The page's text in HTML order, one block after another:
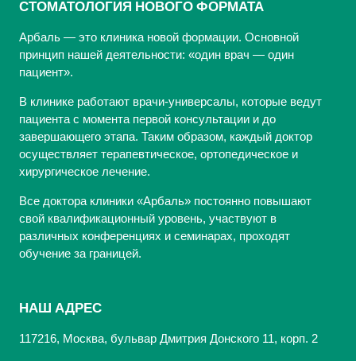
СТОМАТОЛОГИЯ НОВОГО ФОРМАТА
Арбаль — это клиника новой формации. Основной
принцип нашей деятельности: «один врач — один
пациент».
В клинике работают врачи-универсалы, которые ведут
пациента с момента первой консультации и до
завершающего этапа. Таким образом, каждый доктор
осуществляет терапевтическое, ортопедическое и
хирургическое лечение.
Все доктора клиники «Арбаль» постоянно повышают
свой квалификационный уровень, участвуют в
различных конференциях и семинарах, проходят
обучение за границей.
НАШ АДРЕС
117216, Москва, бульвар Дмитрия Донского 11, корп. 2